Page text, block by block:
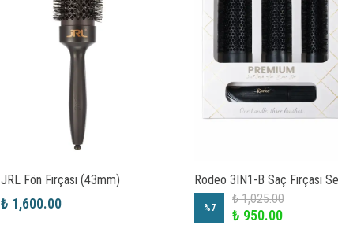
JRL Fön Fırçası (43mm)
₺ 1,600.00 %7
₺ 1,025.00
₺ 950.00